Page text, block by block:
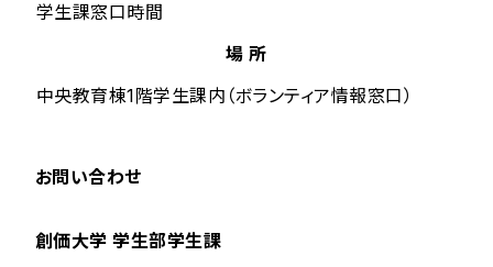
学生課窓口時間
場 所
中央教育棟1階学生課内（ボランティア情報窓口）
お問い合わせ
創価大学 学生部学生課